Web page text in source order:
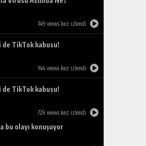
749 views kez izlendi
de TikTok kabusu!
744 views kez izlendi
de TikTok kabusu!
729 views kez izlendi
bu olayı konuşuyor